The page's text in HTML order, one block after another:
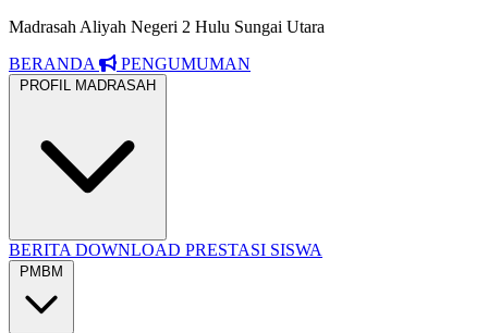
Madrasah Aliyah Negeri 2 Hulu Sungai Utara
BERANDA
PENGUMUMAN
PROFIL MADRASAH
BERITA DOWNLOAD PRESTASI SISWA
PMBM